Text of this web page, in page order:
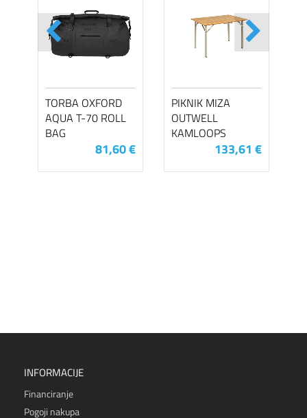
TORBA OXFORD
AQUA T-70 ROLL
BAG
81,60 €
PIKNIK MIZA
OUTWELL
KAMLOOPS
133,61 €
INFORMACIJE
Financiranje
Pogoji nakupa